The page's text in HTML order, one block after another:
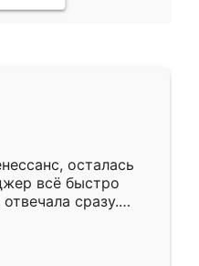
осталась
всё быстро
сразу.
подошёл к
Собрали
аккуратно, даже